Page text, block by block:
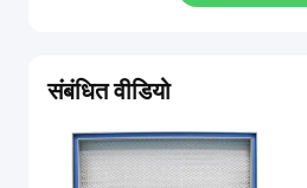
संबंधित वीडियो